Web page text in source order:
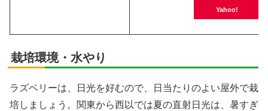
Yahoo!
栽培環境・水やり
ラズベリーは、日光を好むので、日当たりのよい屋外で栽
培しましょう。関東から西以では夏の直射日光は、暑すぎ